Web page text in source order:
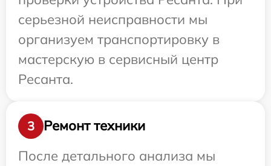
серьезной неисправности мы
организуем транспортировку в
мастерскую в сервисный центр
Ресанта.
3
Ремонт техники
После детального анализа мы